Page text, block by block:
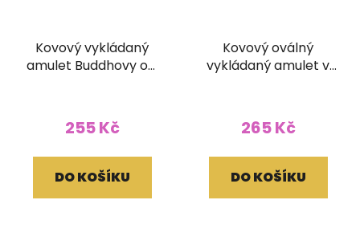
Kovový vykládaný
amulet Buddhovy oči
255 Kč
DO KOŠÍKU
Kovový oválný
vykládaný amulet v
265 Kč
DO KOŠÍKU